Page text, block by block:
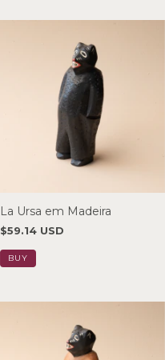
La Ursa em Madeira
$59.14 USD